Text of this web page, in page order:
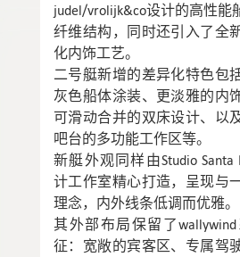
judel/vrolijk&co设计的高性能
纤维结构，同时还引入了全
化内饰工艺。
二号艇新增的差异化特色包
灰色船体涂装、更淡雅的内
可滑动合并的双床设计、以
吧台的多功能工作区等。
新艇外观同样由Studio Santa
计工作室精心打造，呈现与
理念，内外线条低调而优雅。
其外部布局保留了
征：宽敞的宾客区、专属驾